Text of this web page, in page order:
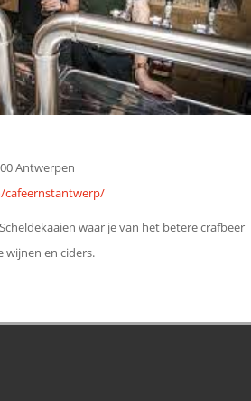
Antwerpen
cafeernstantwerp/
waar je van het betere crafbeer
wijnen en ciders.